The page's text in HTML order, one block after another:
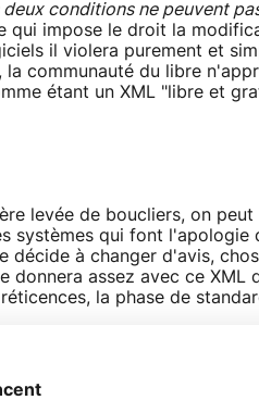
conditions ne peuvent
qui impose le droit la
il violera purement et
la communauté du libre
étant un XML "libre et
levée de boucliers, on
systèmes qui font
décide à changer d'avis,
donnera assez avec ce XML
la phase de